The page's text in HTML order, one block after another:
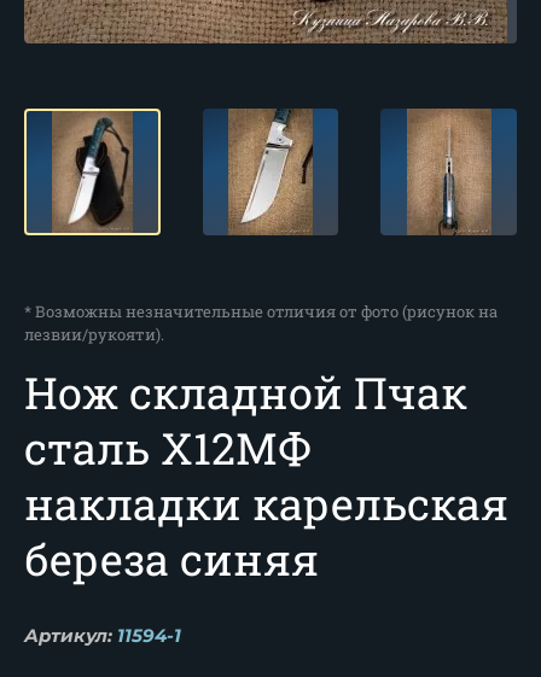
* Возможны незначительные отличия от фото (рисунок на
лезвии/рукояти).
Нож складной Пчак
сталь Х12МФ
накладки карельская
береза синяя
Артикул: 11594-1